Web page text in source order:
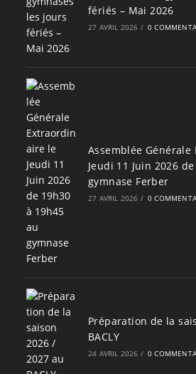
fériés – Mai 2026
27 AVRIL 2026 / 0
Assemblée
Jeudi 11 Juin 2026
gymnase Ferber
27 AVRIL 2026 / 0
Préparation de la
BACLY
24 AVRIL 2026 / 0